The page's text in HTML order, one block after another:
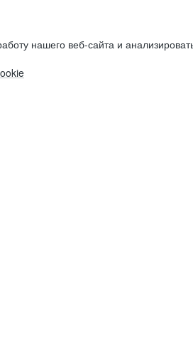
нашего веб-сайта и